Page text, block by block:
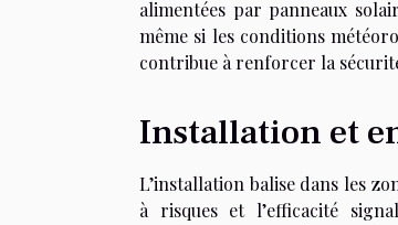
alimentées par panneaux
même si les conditions
contribue à renforcer la
Installation et
L’installation balise dans les
à risques et l’efficacité